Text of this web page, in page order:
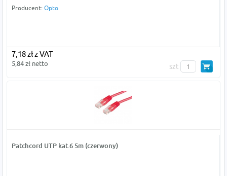
Producent: Opto
7,18 zł z VAT
5,84 zł netto szt
Patchcord UTP kat.6 5m (czerwony)